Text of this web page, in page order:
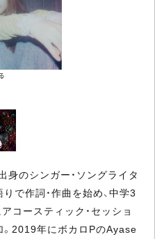
身のシンガー・ソングライタ
で作詞・作曲を始め、中学3
コースティック・セッショ
。2019年にボカロPのAyase